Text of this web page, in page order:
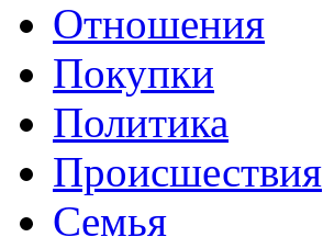
Отношения
Покупки
Политика
Происшествия
Семья